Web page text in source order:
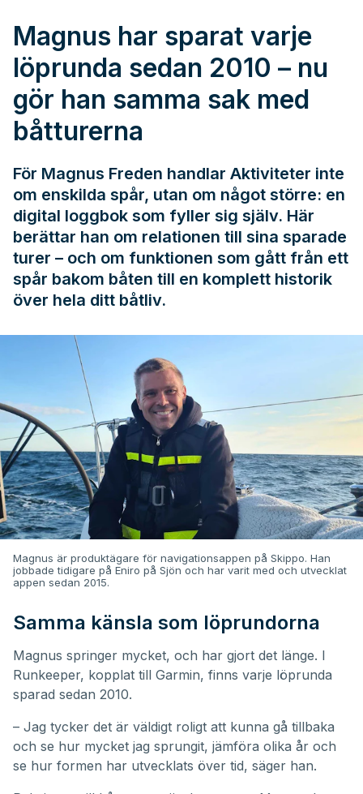
Magnus har sparat varje
löprunda sedan 2010 – nu
gör han samma sak med
båtturerna
För Magnus Freden handlar Aktiviteter inte
om enskilda spår, utan om något större: en
digital loggbok som fyller sig själv. Här
berättar han om relationen till sina sparade
turer – och om funktionen som gått från ett
spår bakom båten till en komplett historik
över hela ditt båtliv.
Magnus är produktägare för navigationsappen på Skippo. Han
jobbade tidigare på Eniro på Sjön och har varit med och utvecklat
appen sedan 2015.
Samma känsla som löprundorna
Magnus springer mycket, och har gjort det länge. I
Runkeeper, kopplat till Garmin, finns varje löprunda
sparad sedan 2010.
– Jag tycker det är väldigt roligt att kunna gå tillbaka
och se hur mycket jag sprungit, jämföra olika år och
se hur formen har utvecklats över tid, säger han.